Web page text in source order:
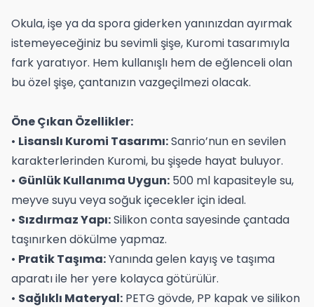
Okula, işe ya da spora giderken yanınızdan ayırmak
istemeyeceğiniz bu sevimli şişe, Kuromi tasarımıyla
fark yaratıyor. Hem kullanışlı hem de eğlenceli olan
bu özel şişe, çantanızın vazgeçilmezi olacak.
Öne Çıkan Özellikler:
• Lisanslı Kuromi Tasarımı:Sanrio’nun en sevilen
karakterlerinden Kuromi, bu şişede hayat buluyor.
• Günlük Kullanıma Uygun: 500 ml kapasiteyle su,
meyve suyu veya soğuk içecekler için ideal.
• Sızdırmaz Yapı:Silikon conta sayesinde çantada
taşınırken dökülme yapmaz.
• Pratik Taşıma:Yanında gelen kayış ve taşıma
aparatı ile her yere kolayca götürülür.
• Sağlıklı Materyal: PETG gövde, PP kapak ve silikon